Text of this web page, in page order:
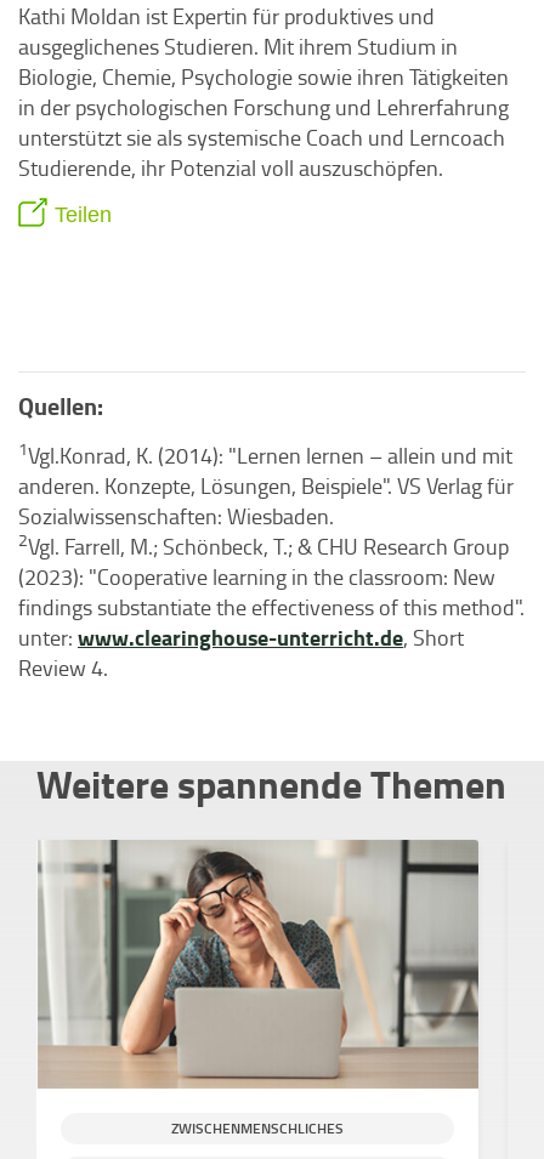
Kathi Moldan ist Expertin für produktives und
ausgeglichenes Studieren. Mit ihrem Studium in
Biologie, Chemie, Psychologie sowie ihren Tätigkeiten
in der psychologischen Forschung und Lehrerfahrung
unterstützt sie als systemische Coach und Lerncoach
Studierende, ihr Potenzial voll auszuschöpfen.
Teilen
Quellen:
1Vgl.Konrad, K. (2014): "Lernen lernen – allein und mit
anderen. Konzepte, Lösungen, Beispiele". VS Verlag für
Sozialwissenschaften: Wiesbaden.
2Vgl. Farrell, M.; Schönbeck, T.; & CHU Research Group
(2023): "Cooperative learning in the classroom: New
findings substantiate the effectiveness of this method".
unter: www.clearinghouse-unterricht.de, Short
Review 4.
Weitere spannende Themen
ZWISCHENMENSCHLICHES